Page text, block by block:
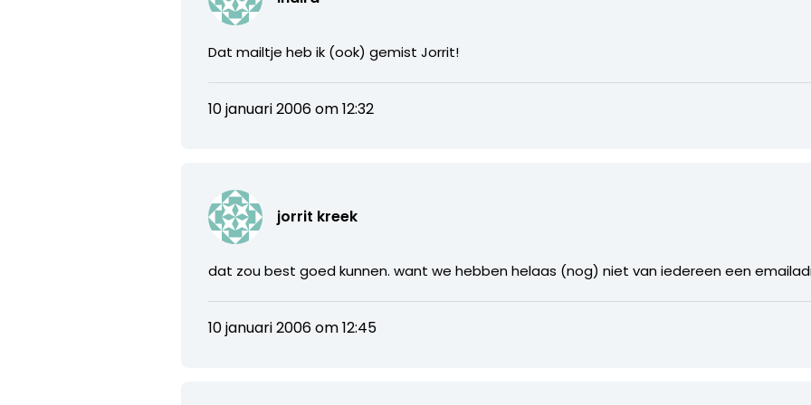
Dat mailtje heb ik (ook) gemist Jorrit!
10 januari 2006 om 12:32
jorrit kreek
dat zou best goed kunnen. want we hebben helaas (nog) niet van iedereen een
10 januari 2006 om 12:45